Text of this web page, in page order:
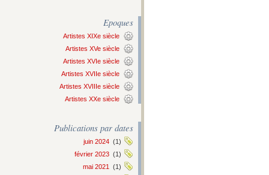
Epoques
Artistes XIXe siècle
Artistes XVe siècle
Artistes XVIe siècle
Artistes XVIIe siècle
Artistes XVIIIe siècle
Artistes XXe siècle
Publications par dates
juin 2024 (1)
février 2023 (1)
mai 2021
(1)